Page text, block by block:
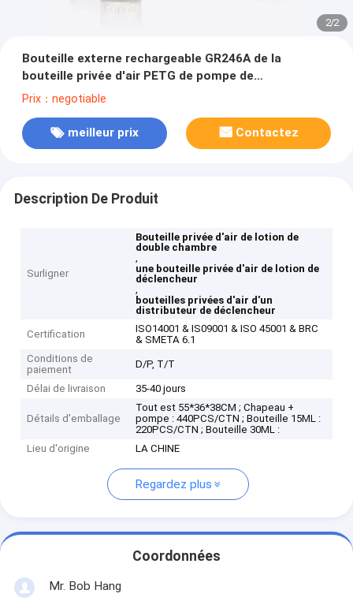
2/2
Bouteille externe rechargeable GR246A de la
bouteille privée d'air PETG de pompe de
20ml/30ml/50ml
Prix：negotiable
meilleur prix Contactez
Description De Produit
Surligner
Bouteille privée d'air de lotion de
double chambre
,
une bouteille privée d'air de lotion de
déclencheur
,
bouteilles privées d'air d'un
distributeur de déclencheur
Certification
ISO14001 & IS09001 & ISO 45001 & BRC
& SMETA 6.1
Conditions de
paiement
D/P, T/T
Délai de livraison 35-40 jours
Détails d'emballage
Tout est 55*36*38CM ; Chapeau +
pompe : 440PCS/CTN ; Bouteille 15ML :
220PCS/CTN ; Bouteille 30ML :
Lieu d'origine
LA CHINE
Regardez plus
Coordonnées
Mr. Bob Hang